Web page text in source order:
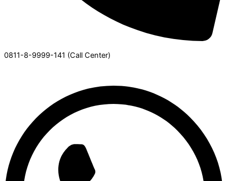
0811-8-9999-141 (Call Center)